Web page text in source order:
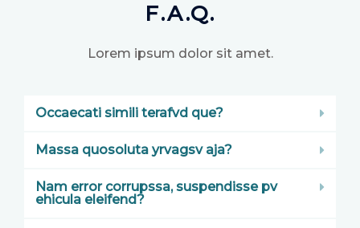
F.A.Q.
Lorem ipsum dolor sit amet.
Occaecati simili terafvd que?
Massa quosoluta yrvagsv aja?
Nam error corrupssa, suspendisse pv
ehicula eleifend?